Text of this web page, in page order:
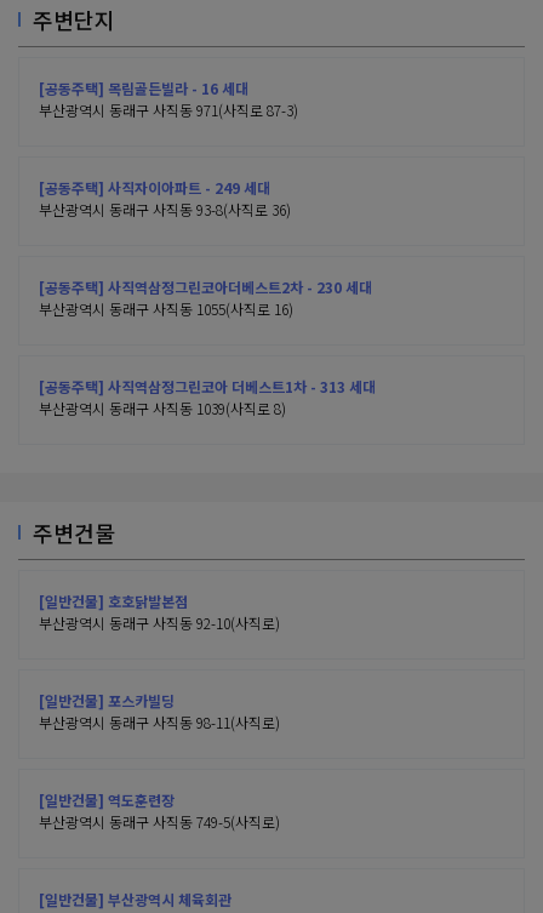
주변단지
[공동주택] 목림골든빌라 - 16 세대
부산광역시 동래구 사직동 971(사직로 87-3)
[공동주택] 사직자이아파트 - 249 세대
부산광역시 동래구 사직동 93-8(사직로 36)
[공동주택] 사직역삼정그린코아더베스트2차 - 230 세대
부산광역시 동래구 사직동 1055(사직로 16)
[공동주택] 사직역삼정그린코아 더베스트1차 - 313 세대
부산광역시 동래구 사직동 1039(사직로 8)
주변건물
[일반건물] 호호닭발본점
부산광역시 동래구 사직동 92-10(사직로)
[일반건물] 포스카빌딩
부산광역시 동래구 사직동 98-11(사직로)
[일반건물] 역도훈련장
부산광역시 동래구 사직동 749-5(사직로)
[일반건물] 부산광역시 체육회관